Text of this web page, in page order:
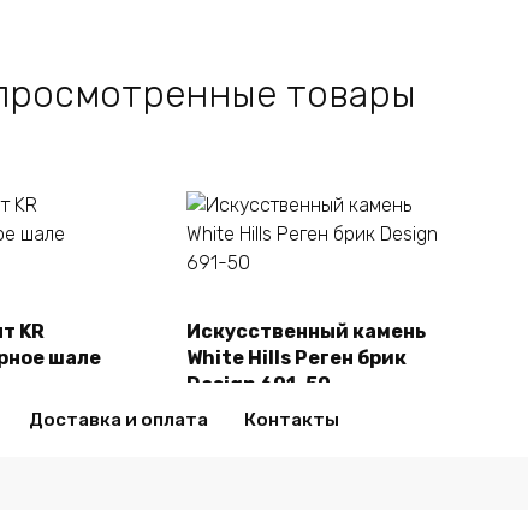
товары
KR
шале
В корзину
Искусственный камень
White Hills Реген брик
Design 691-50
2450,00₽
Доставка и оплата Контакты